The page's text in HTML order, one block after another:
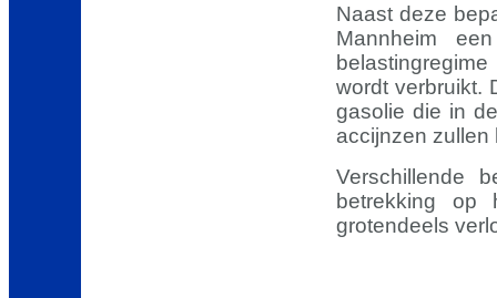
Naast deze
Mannheim
wordt verbruikt.
gasolie die in
accijnzen
Verschillende
betrekking op
grotendeels